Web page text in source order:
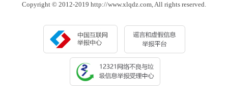
Copyright © 2012-2019 http://www.xlqdz.com, All rights reserved.